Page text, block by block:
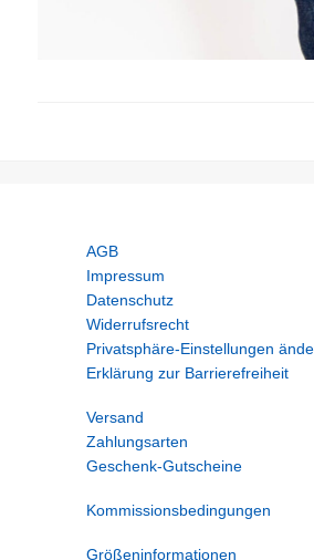
AGB
Impressum
Datenschutz
Widerrufsrecht
Privatsphäre-Einstellungen
Erklärung zur Barrierefreiheit
Versand
Zahlungsarten
Geschenk-Gutscheine
Kommissionsbedingungen
Größeninformationen